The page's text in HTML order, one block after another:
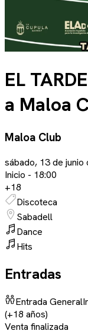
EL
a Maloa
Maloa Club
sábado, 13 de junio
Inicio - 18:00
+18
Discoteca
Sabadell
Dance
Hits
Entradas
Entrada General
(+18 años)
Venta finalizada